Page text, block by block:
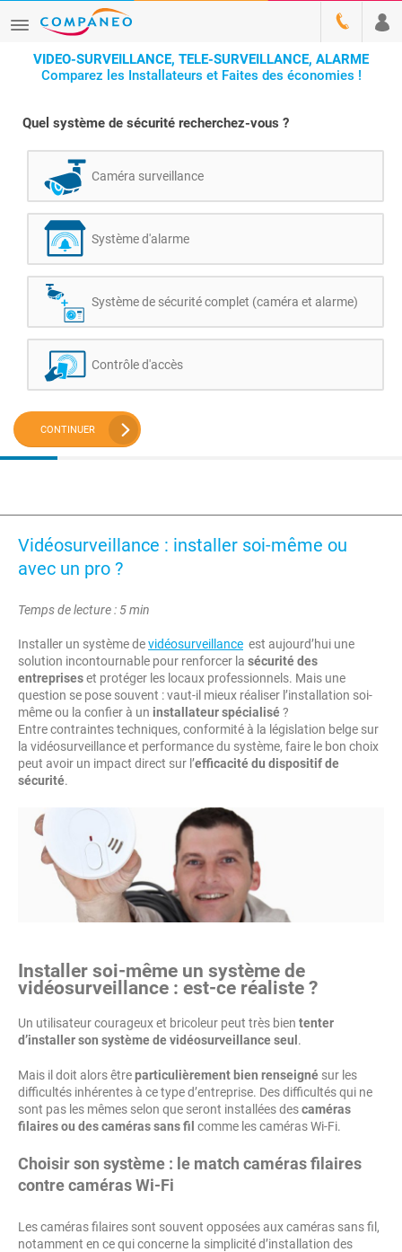
VIDEO-SURVEILLANCE, TELE-SURVEILLANCE, ALARME
Comparez les Installateurs et Faites des économies !
Quel système de sécurité recherchez-vous ?
Caméra surveillance
Système d'alarme
Système de sécurité complet (caméra et alarme)
Contrôle d'accès
CONTINUER
Vidéosurveillance : installer soi-même ou
avec un pro ?
Temps de lecture : 5 min
Installer un système devidéosurveillance est aujourd’hui une
solution incontournable pour renforcer la sécurité des
entrepriseset protéger les locaux professionnels. Mais une
question se pose souvent : vaut-il mieux réaliser l’installation soi-
même ou la confier à un installateur spécialisé?
Entre contraintes techniques, conformité à la législation belge sur
la vidéosurveillance et performance du système, faire le bon choix
peut avoir un impact direct sur l’efficacité du dispositif de
sécurité.
Installer soi-même un système de
vidéosurveillance : est-ce réaliste ?
Un utilisateur courageux et bricoleur peut très bien tenter
d’installer son système de vidéosurveillance seul .
Mais il doit alors êtreparticulièrement bien renseigné sur les
difficultés inhérentes à ce type d’entreprise. Des difficultés qui ne
sont pas les mêmes selon que seront installées descaméras
filaires ou des caméras sans fil comme les caméras Wi-Fi.
Choisir son système : le match caméras filaires
contre caméras Wi-Fi
Les caméras filaires sont souvent opposées aux caméras sans fil,
notamment en ce qui concerne la simplicité d’installation des